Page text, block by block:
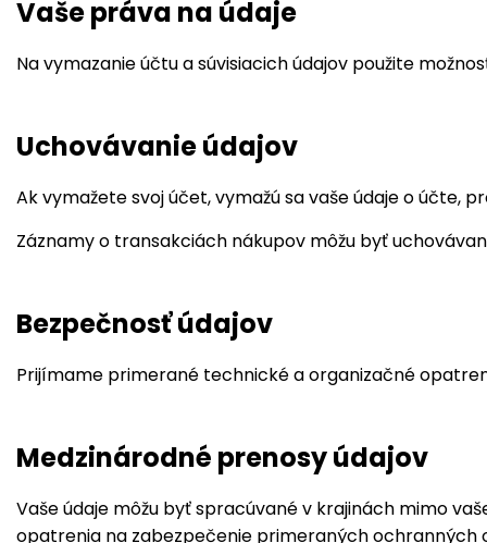
Vaše práva na údaje
Na vymazanie účtu a súvisiacich údajov použite
Uchovávanie údajov
Ak vymažete svoj účet, vymažú sa vaše údaje o účte,
Záznamy o transakciách nákupov môžu byť
Bezpečnosť údajov
Prijímame primerané technické a organizačné
Medzinárodné prenosy údajov
Vaše údaje môžu byť spracúvané v krajinách mimo
opatrenia na zabezpečenie primeraných ochranných